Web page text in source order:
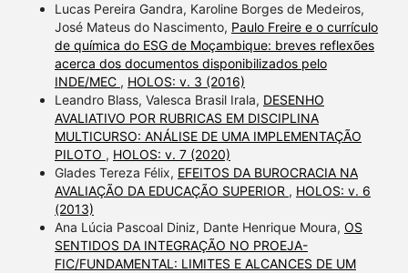
Lucas Pereira Gandra, Karoline Borges de Medeiros,
José Mateus do Nascimento, Paulo Freire e o currículo
de química do ESG de Moçambique: breves reflexões
acerca dos documentos disponibilizados pelo
INDE/MEC , HOLOS: v. 3 (2016)
Leandro Blass, Valesca Brasil Irala, DESENHO
AVALIATIVO POR RUBRICAS EM DISCIPLINA
MULTICURSO: ANÁLISE DE UMA IMPLEMENTAÇÃO
PILOTO , HOLOS: v. 7 (2020)
Glades Tereza Félix, EFEITOS DA BUROCRACIA NA
AVALIAÇÃO DA EDUCAÇÃO SUPERIOR , HOLOS: v. 6
(2013)
Ana Lúcia Pascoal Diniz, Dante Henrique Moura, OS
SENTIDOS DA INTEGRAÇÃO NO PROEJA-
FIC/FUNDAMENTAL: LIMITES E ALCANCES DE UM